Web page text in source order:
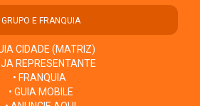
GRUPO E FRANQUIA
CIDADE (MATRIZ)
REPRESENTANTE
• FRANQUIA
• GUIA MOBILE